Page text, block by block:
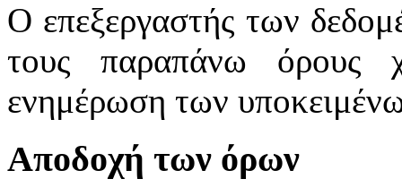
Ο επεξεργαστής των
τους παραπάνω όρους
ενημέρωση των
Αποδοχή των όρων